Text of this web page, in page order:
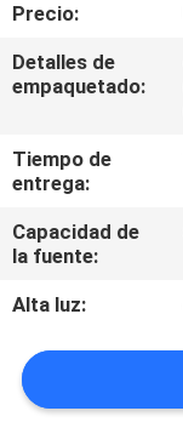
CALIDAD
ÉNTRENOS
EN
CONTACTO
CON
NOTICIAS
PIDA
Precio:
Detalles de
empaquetado:
Tiempo de
entrega:
Capacidad de
la fuente:
Alta luz: